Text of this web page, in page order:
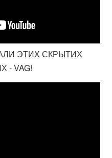
ЭТИХ СКРЫТИХ
- VAG!